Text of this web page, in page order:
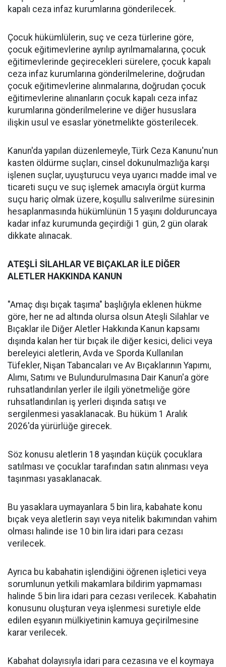
kapalı ceza infaz kurumlarına gönderilecek.
Çocuk hükümlülerin, suç ve ceza türlerine göre,
çocuk eğitimevlerine ayrılıp ayrılmamalarına, çocuk
eğitimevlerinde geçirecekleri sürelere, çocuk kapalı
ceza infaz kurumlarına gönderilmelerine, doğrudan
çocuk eğitimevlerine alınmalarına, doğrudan çocuk
eğitimevlerine alınanların çocuk kapalı ceza infaz
kurumlarına gönderilmelerine ve diğer hususlara
ilişkin usul ve esaslar yönetmelikte gösterilecek.
Kanun'da yapılan düzenlemeyle, Türk Ceza Kanunu'nun
kasten öldürme suçları, cinsel dokunulmazlığa karşı
işlenen suçlar, uyuşturucu veya uyarıcı madde imal ve
ticareti suçu ve suç işlemek amacıyla örgüt kurma
suçu hariç olmak üzere, koşullu salıverilme süresinin
hesaplanmasında hükümlünün 15 yaşını dolduruncaya
kadar infaz kurumunda geçirdiği 1 gün, 2 gün olarak
dikkate alınacak.
ATEŞLİ SİLAHLAR VE BIÇAKLAR İLE DİĞER
ALETLER HAKKINDA KANUN
"Amaç dışı bıçak taşıma" başlığıyla eklenen hükme
göre, her ne ad altında olursa olsun Ateşli Silahlar ve
Bıçaklar ile Diğer Aletler Hakkında Kanun kapsamı
dışında kalan her tür bıçak ile diğer kesici, delici veya
bereleyici aletlerin, Avda ve Sporda Kullanılan
Tüfekler, Nişan Tabancaları ve Av Bıçaklarının Yapımı,
Alımı, Satımı ve Bulundurulmasına Dair Kanun'a göre
ruhsatlandırılan yerler ile ilgili yönetmeliğe göre
ruhsatlandırılan iş yerleri dışında satışı ve
sergilenmesi yasaklanacak. Bu hüküm 1 Aralık
2026'da yürürlüğe girecek.
Söz konusu aletlerin 18 yaşından küçük çocuklara
satılması ve çocuklar tarafından satın alınması veya
taşınması yasaklanacak.
Bu yasaklara uymayanlara 5 bin lira, kabahate konu
bıçak veya aletlerin sayı veya nitelik bakımından vahim
olması halinde ise 10 bin lira idari para cezası
verilecek.
Ayrıca bu kabahatin işlendiğini öğrenen işletici veya
sorumlunun yetkili makamlara bildirim yapmaması
halinde 5 bin lira idari para cezası verilecek. Kabahatin
konusunu oluşturan veya işlenmesi suretiyle elde
edilen eşyanın mülkiyetinin kamuya geçirilmesine
karar verilecek.
Kabahat dolayısıyla idari para cezasına ve el koymaya